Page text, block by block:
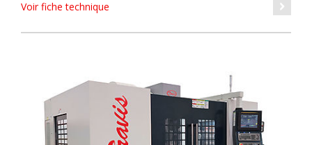
Voir fiche technique